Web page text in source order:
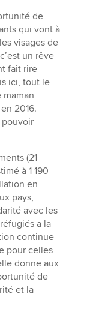
de
qui vont à
visages de
un rêve
fait rire
ici, tout le
maman
2016.
pouvoir
(21
à 1 190
en
pays,
avec les
a la
continue
pour celles
donne aux
de
et la